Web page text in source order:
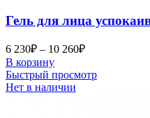
Гель для лица
6 230₽ – 10 260₽
В корзину
Быстрый просмотр
Нет в наличии